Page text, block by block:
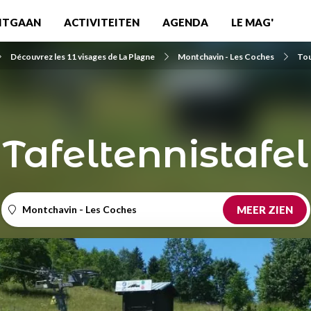
ACTIVITEITEN AGENDA LE MAG'
Découvrez les 11 visages de La Plagne Montchavin - Les Coches
Tafeltennistafel
Montchavin - Les Coches MEER ZIEN